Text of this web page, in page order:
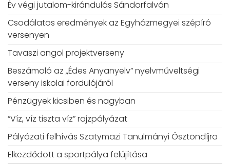
Év végi jutalom-kirándulás Sándorfalván
Csodálatos eredmények az Egyházmegyei szépíró
versenyen
Tavaszi angol projektverseny
Beszámoló az „Édes Anyanyelv” nyelvműveltségi
verseny iskolai fordulójáról
Pénzügyek kicsiben és nagyban
“Víz, víz tiszta víz” rajzpályázat
Pályázati felhívás Szatymazi Tanulmányi Ösztöndíjra
Elkezdődött a sportpálya felújítása